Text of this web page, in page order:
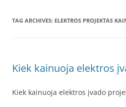
TAG ARCHIVES: ELEKTROS PROJEKTAS
Kiek kainuoja elektros
Kiek kainuoja elektros įvado